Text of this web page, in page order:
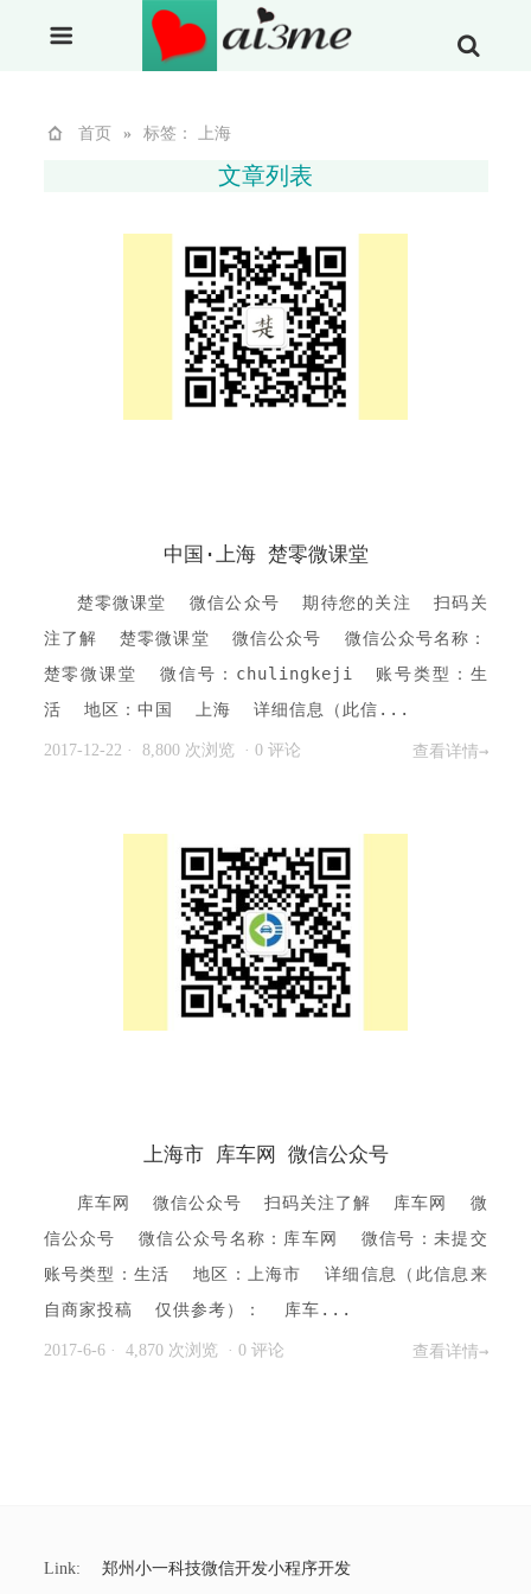
首页 » 标签： 上海
文章列表
中国·上海 楚零微课堂
楚零微课堂 微信公众号 期待您的关注 扫码关
注了解 楚零微课堂 微信公众号 微信公众号名称：
楚零微课堂 微信号：chulingkeji 账号类型：生
活 地区：中国 上海 详细信息（此信...
2017-12-22 · 8,800 次浏览 · 0 评论 查看详情→
上海市 库车网 微信公众号
库车网 微信公众号 扫码关注了解 库车网 微
信公众号 微信公众号名称：库车网 微信号：未提交
账号类型：生活 地区：上海市 详细信息（此信息来
自商家投稿 仅供参考）： 库车...
2017-6-6 · 4,870 次浏览 · 0 评论 查看详情→
Link: 郑州小一科技微信开发小程序开发